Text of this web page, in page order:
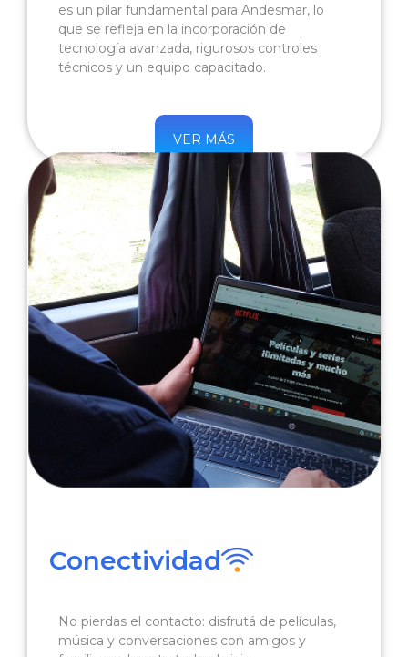
es un pilar fundamental para Andesmar, lo
que se refleja en la incorporación de
tecnología avanzada, rigurosos controles
técnicos y un equipo capacitado.
VER MÁS
Conectividad
No pierdas el contacto: disfrutá de películas,
música y conversaciones con amigos y